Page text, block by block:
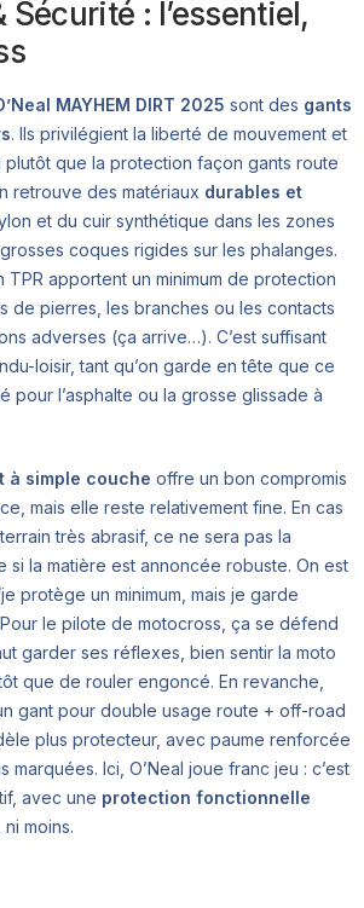
Sécurité : l’essentiel,
MAYHEM DIRT 2025 sont des gants
. Ils privilégient la liberté de mouvement et
plutôt que la protection façon gants route
retrouve des matériaux durables et
et du cuir synthétique dans les zones
coques rigides sur les phalanges.
apportent un minimum de protection
de pierres, les branches ou les contacts
adverses (ça arrive…). C’est suffisant
loisir, tant qu’on garde en tête que ce
pour l’asphalte ou la grosse glissade à
à simple couche offre un bon compromis
mais elle reste relativement fine. En cas
très abrasif, ce ne sera pas la
si la matière est annoncée robuste. On est
protège un minimum, mais je garde
le pilote de motocross, ça se défend
garder ses réflexes, bien sentir la moto
que de rouler engoncé. En revanche,
gant pour double usage route + off-road
plus protecteur, avec paume renforcée
marquées. Ici, O’Neal joue franc jeu : c’est
avec une protection fonctionnelle
ni moins.